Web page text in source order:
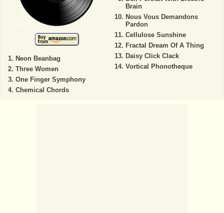
Neon Beanbag
Three Women
One Finger Symphony
Chemical Chords
Brain
Nous Vous Demandons
Pardon
Cellulose Sunshine
Fractal Dream Of A Thing
Daisy Click Clack
Vortical Phonotheque